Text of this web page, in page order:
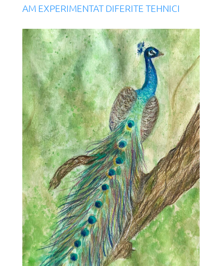
AM EXPERIMENTAT DIFERITE TEHNICI